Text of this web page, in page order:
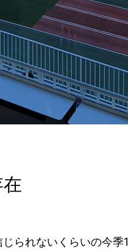
られないくらいの今